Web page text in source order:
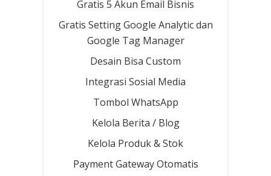
Gratis 5 Akun Email Bisnis
Gratis Setting Google Analytic dan
Google Tag Manager
Desain Bisa Custom
Integrasi Sosial Media
Tombol WhatsApp
Kelola Berita / Blog
Kelola Produk & Stok
Payment Gateway Otomatis